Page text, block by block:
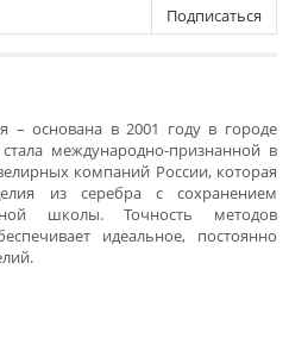
Подписаться
– основана в 2001 году в городе
международно-признанной в
компаний России, которая
из серебра с сохранением
школы. Точность методов
идеальное, постоянно